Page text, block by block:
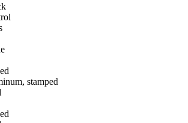
stamped